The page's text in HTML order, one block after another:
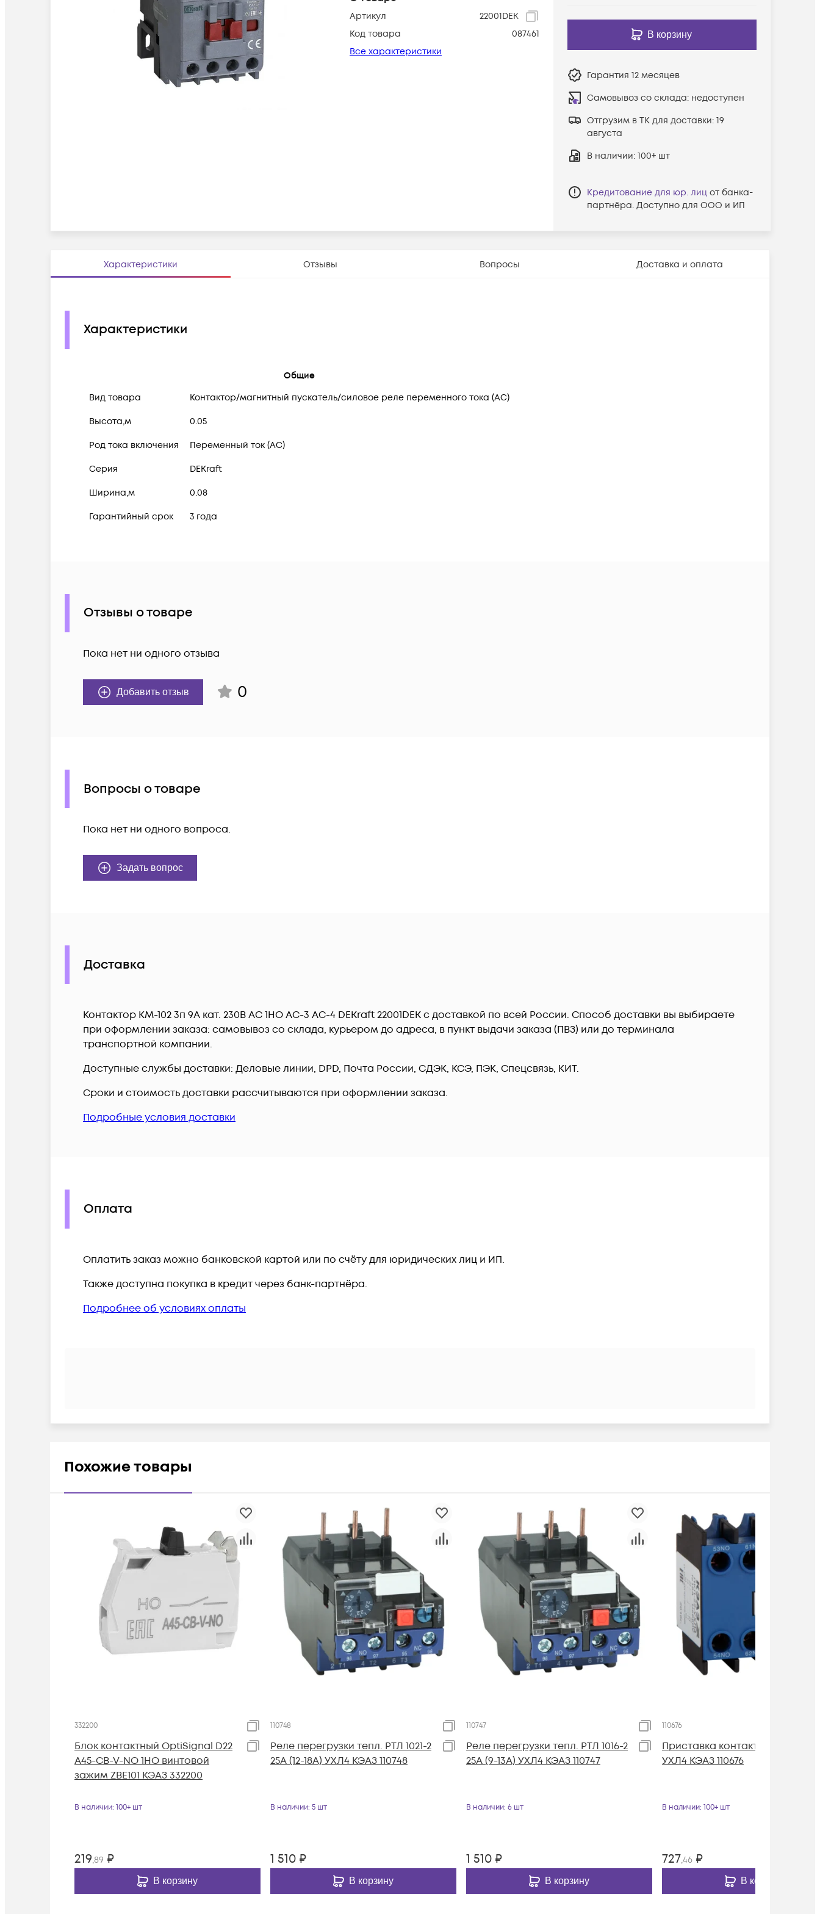
Артикул
22001DEK
Код товара
087461
Все характеристики
В корзину
Гарантия 12 месяцев
Самовывоз со склада: недоступен
Отгрузим в ТК для доставки: 19
августа
В наличии: 100+ шт
Кредитование для юр. лиц от банка-
партнёра. Доступно для ООО и ИП
Характеристики Отзывы Вопросы Доставка и оплата
Характеристики
Общие
Вид товара
Контактор/магнитный пускатель/силовое реле переменного тока (АС)
Высота,м 0.05
Род тока включения Переменный ток (AC)
Серия DEKraft
Ширина,м 0.08
Гарантийный срок 3 года
Отзывы о товаре
Пока нет ни одного отзыва
Добавить отзыв 0
Вопросы о товаре
Пока нет ни одного вопроса.
Задать вопрос
Доставка
Контактор КМ-102 3п 9А кат. 230В AC 1НО AC-3 AC-4 DEKraft 22001DEK c доставкой по всей России. Способ доставки вы выбираете
при оформлении заказа: самовывоз со склада, курьером до адреса, в пункт выдачи заказа (ПВЗ) или до терминала
транспортной компании.
Доступные службы доставки: Деловые линии, DPD, Почта России, СДЭК, КСЭ, ПЭК, Спецсвязь, КИТ.
Сроки и стоимость доставки рассчитываются при оформлении заказа.
Подробные условия доставки
Оплата
Оплатить заказ можно банковской картой или по счёту для юридических лиц и ИП.
Также доступна покупка в кредит через банк-партнёра.
Подробнее об условиях оплаты
Похожие товары
332200
Блок контактный OptiSignal D22
A45-CB-V-NO 1НО винтовой
зажим ZBE101 КЭАЗ 332200
В наличии: 100+ шт
219,89 ₽
В корзину
110748
Реле перегрузки тепл. РТЛ 1021-2
25А (12-18А) УХЛ4 КЭАЗ 110748
В наличии: 5 шт
1 510 ₽
В корзину
110747
Реле перегрузки тепл. РТЛ 1016-2
25А (9-13А) УХЛ4 КЭАЗ 110747
В наличии: 6 шт
1 510 ₽
В корзину
110676
Приставка контактная ПКЛ 22
УХЛ4 КЭАЗ 110676
В наличии: 100+ шт
727,46 ₽
В корзину